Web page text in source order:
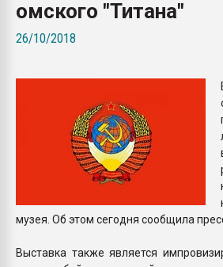
омского "Титана"
26/10/2018
музея. Об этом сегодня сообщила
Выставка также является